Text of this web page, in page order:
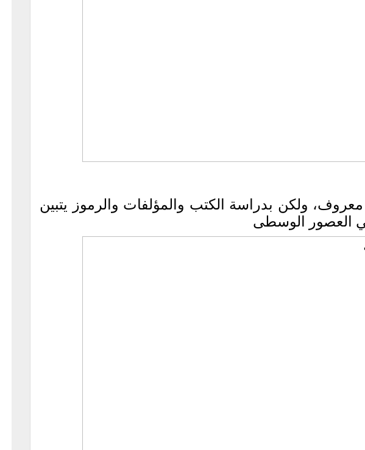
معروف، ولكن بدراسة الكتب والمؤلفات والرموز يتبين
العصور الوسطى